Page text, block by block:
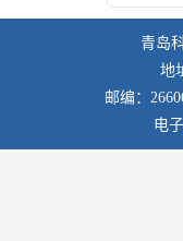
青岛
地
邮编：
电